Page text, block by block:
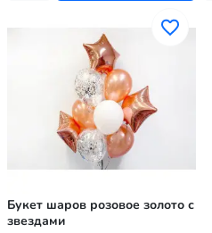
Букет шаров розовое золото с
звездами